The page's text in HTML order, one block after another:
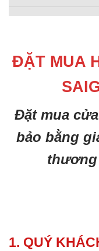
ĐẶT MUA
Đặt mua
bảo bằng
thương
1. QUÝ